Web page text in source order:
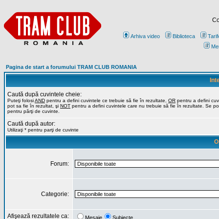
Arhiva video Biblioteca
Pagina de start a forumului TRAM CLUB ROMANIA
Caută după cuvintele cheie:
Puteţi folosiAND pentru a defini cuvintele ce trebuie să fie în rezultate, OR pentru a defini
pot sa fie în rezultat, şi NOT pentru a defini cuvintele care nu trebuie să fie în rezultate. Se
pentru părţi de cuvinte.
Caută după autor:
Utilizaţi * pentru parţi de cuvinte
Forum:
Categorie:
Afişează rezultatele ca: Mesaje Subiecte